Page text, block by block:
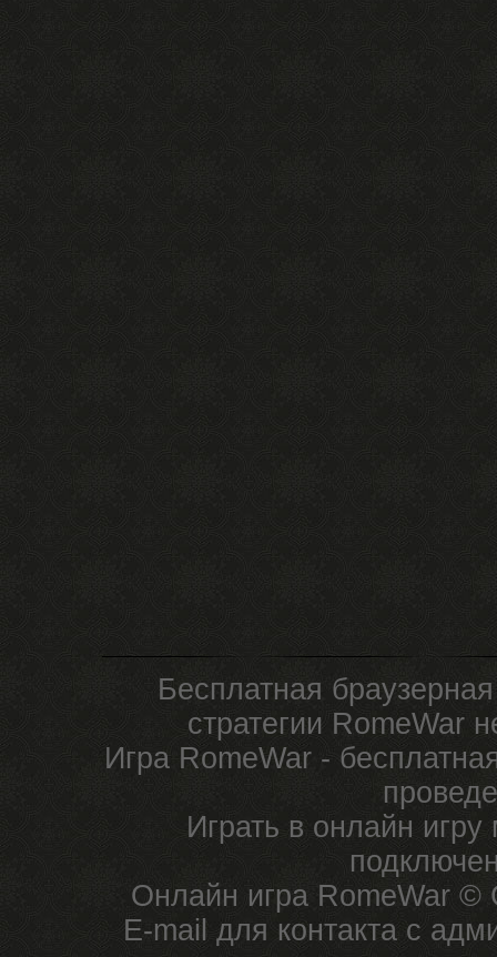
Бесплатная
стратегии RomeWar
Игра RomeWar -
Играть в онлайн
Онлайн игра RomeWar ©
E-mail для контакта с